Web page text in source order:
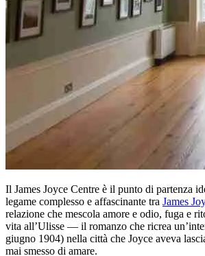
Il James Joyce Centre è il punto di partenza
legame complesso e affascinante tra James
relazione che mescola amore e odio, fuga e
vita all’Ulisse — il romanzo che ricrea
giugno 1904) nella città che Joyce aveva
mai smesso di amare.